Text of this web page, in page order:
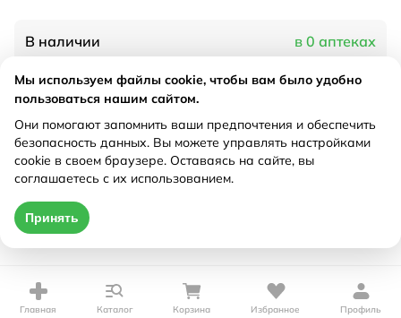
В наличии в 0 аптеках
Характеристики
Рецепт Не требуется
Главная Каталог Корзина Избранное Профиль
Мы используем файлы cookie, чтобы вам было удобно
пользоваться нашим сайтом.
Они помогают запомнить ваши предпочтения и обеспечить
безопасность данных. Вы можете управлять настройками
cookie в своем браузере. Оставаясь на сайте, вы
соглашаетесь с их использованием.
Принять